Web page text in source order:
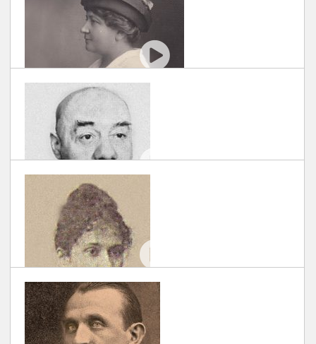
#EROIUITATI: MARTHA BIBESCU
SCRIS DE DOCUART| 30/11/2018
#EROIUITATI: MARTA TRANCU RAINER
SCRIS DE DOCUART| 30/11/2018
#EROIUITATI: GRIGORE MOISIL
SCRIS DE DOCUART| 30/11/2018